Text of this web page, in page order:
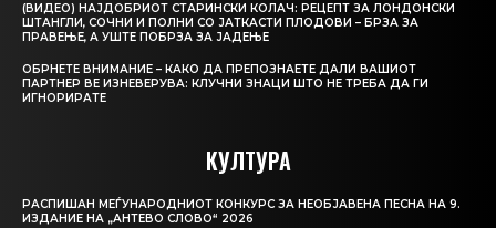
(ВИДЕО) НАЈДОБРИОТ СТАРИНСКИ КОЛАЧ: РЕЦЕПТ ЗА ЛОНДОНСКИ
ШТАНГЛИ, СОЧНИ И ПОЛНИ СО ЈАТКАСТИ ПЛОДОВИ – БРЗА ЗА
ПРАВЕЊЕ, А УШТЕ ПОБРЗА ЗА ЈАДЕЊЕ
ОБРНЕТЕ ВНИМАНИЕ – КАКО ДА ПРЕПОЗНАЕТЕ ДАЛИ ВАШИОТ
ПАРТНЕР ВЕ ИЗНЕВЕРУВА: КЛУЧНИ ЗНАЦИ ШТО НЕ ТРЕБА ДА ГИ
ИГНОРИРАТЕ
КУЛТУРА
РАСПИШАН МЕЃУНАРОДНИОТ КОНКУРС ЗА НЕОБЈАВЕНА ПЕСНА НА 9.
ИЗДАНИЕ НА „АНТЕВО СЛОВО“ 2026